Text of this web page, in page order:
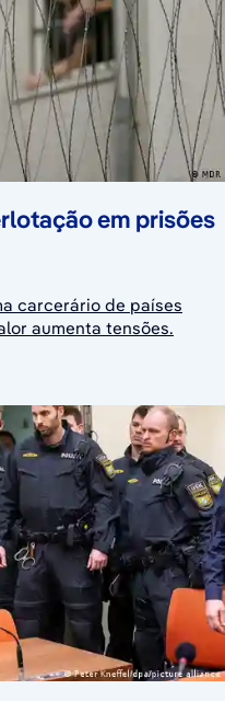
em prisões
carcerário de países
aumenta tensões.